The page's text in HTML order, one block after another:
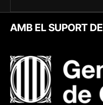
AMB EL SUPORT DE